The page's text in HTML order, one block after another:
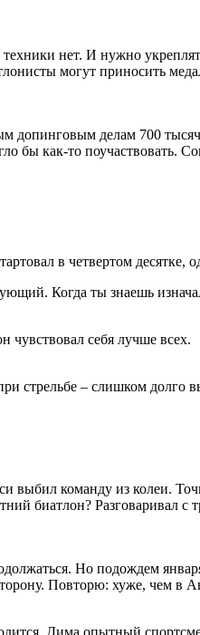
нет. И нужно
могут приносить
допинговым делам 700
бы как-то поучаствовать.
в четвертом десятке,
Когда ты знаешь
себя лучше всех.
стрельбе – слишком долго
выбил команду из колеи.
биатлон? Разговаривал с
Но подождем
Повторю: хуже, чем в